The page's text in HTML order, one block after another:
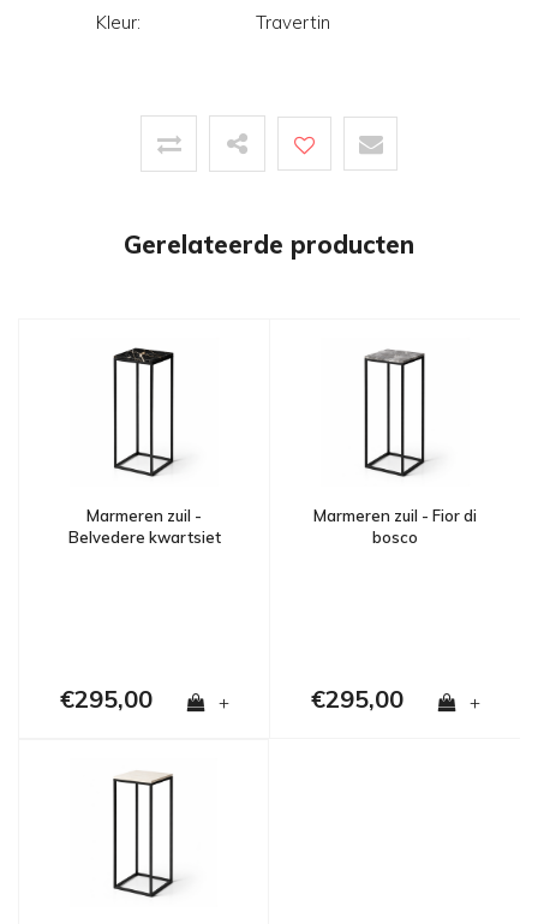
Kleur: Travertin
Gerelateerde producten
Marmeren zuil -
Belvedere kwartsiet
€295,00 +
Marmeren zuil - Fior di
bosco
€295,00 +